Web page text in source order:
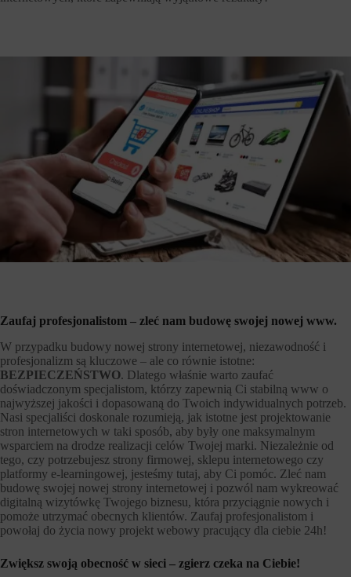
Zaufaj profesjonalistom – zleć nam budowę swojej nowej www.
W przypadku budowy nowej strony internetowej, niezawodność i
profesjonalizm są kluczowe – ale co równie istotne:
BEZPIECZEŃSTWO. Dlatego właśnie warto zaufać
doświadczonym specjalistom, którzy zapewnią Ci stabilną www o
najwyższej jakości i dopasowaną do Twoich indywidualnych potrzeb.
Nasi specjaliści doskonale rozumieją, jak istotne jest projektowanie
stron internetowych w taki sposób, aby były one maksymalnym
wsparciem na drodze realizacji celów Twojej marki. Niezależnie od
tego, czy potrzebujesz strony firmowej, sklepu internetowego czy
platformy e-learningowej, jesteśmy tutaj, aby Ci pomóc. Zleć nam
budowę swojej nowej strony internetowej i pozwól nam wykreować
digitalną wizytówkę Twojego biznesu, która przyciągnie nowych i
pomoże utrzymać obecnych klientów. Zaufaj profesjonalistom i
powołaj do życia nowy projekt webowy pracujący dla ciebie 24h!
Zwiększ swoją obecność w sieci – zgierz czeka na Ciebie!